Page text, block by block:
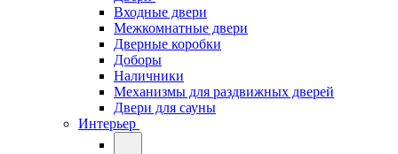
Входные двери
Межкомнатные двери
Дверные коробки
Доборы
Наличники
Механизмы для раздвижных дверей
Двери для сауны
Интерьер